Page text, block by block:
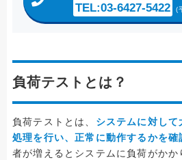
TEL:03-6427-5422 (
負荷テストとは？
負荷テストとは、 システムに対して
処理を行い、正常に動作するかを確
者が増えるとシステムに負荷がか